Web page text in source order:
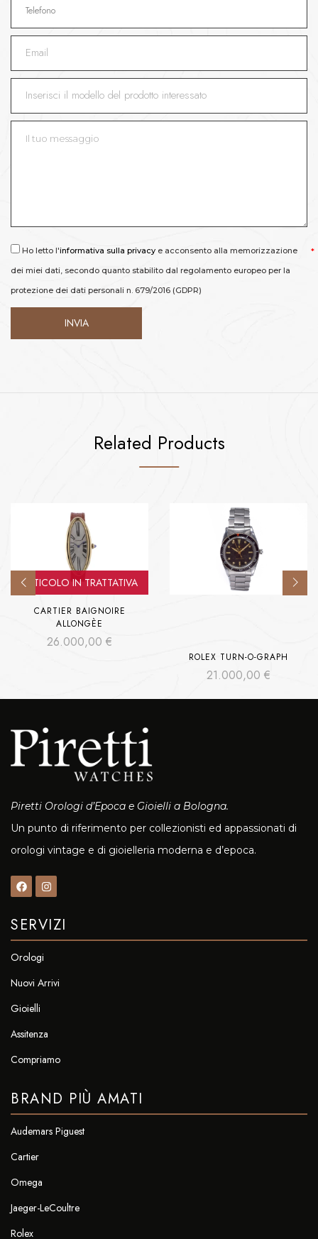
Ho letto l'informativa sulla privacy e acconsento alla memorizzazione
dei miei dati, secondo quanto stabilito dal regolamento europeo per la
protezione dei dati personali n. 679/2016 (GDPR)
Related Products
ARTICOLO IN TRATTATIVA
CARTIER BAIGNOIRE
ALLONGÈE
26.000,00 €
ROLEX TURN-O-GRAPH
21.000,00 €
Piretti Orologi d’Epoca e Gioielli a Bologna.
Un punto di riferimento per collezionisti ed appassionati di
orologi vintage e di gioielleria moderna e d’epoca.
SERVIZI
Orologi
Nuovi Arrivi
Gioielli
Assitenza
Compriamo
BRAND PIÙ AMATI
Audemars Piguest
Cartier
Omega
Jaeger-LeCoultre
Rolex